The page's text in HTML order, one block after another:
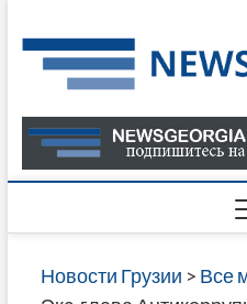
to
content
Новости Грузии > Все